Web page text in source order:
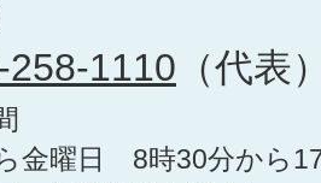
258-1110 （代表
金曜日 8時30分から